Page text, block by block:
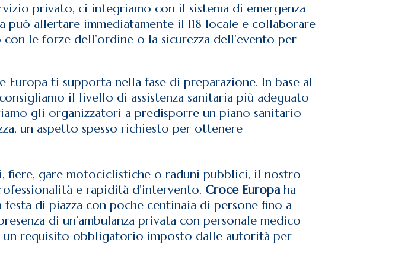
privato, ci integriamo con il sistema di emergenza
allertare immediatamente il 118 locale e collaborare
le forze dell’ordine o la sicurezza dell’evento per
Europa ti supporta nella fase di preparazione. In base al
il livello di assistenza sanitaria più adeguato
gli organizzatori a predisporre un piano sanitario
un aspetto spesso richiesto per ottenere
gare motociclistiche o raduni pubblici, il nostro
e rapidità d’intervento. Croce Europaha
di piazza con poche centinaia di persone fino a
di un’ambulanza privata con personale medico
un requisito obbligatorio imposto dalle autorità per